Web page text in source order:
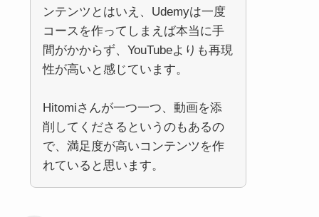
ンテンツとはいえ、Udemyは一度
コースを作ってしまえば本当に手
間がかからず、YouTubeよりも再現
性が高いと感じています。
Hitomiさんが一つ一つ、動画を添
削してくださるというのもあるの
で、満足度が高いコンテンツを作
れていると思います。